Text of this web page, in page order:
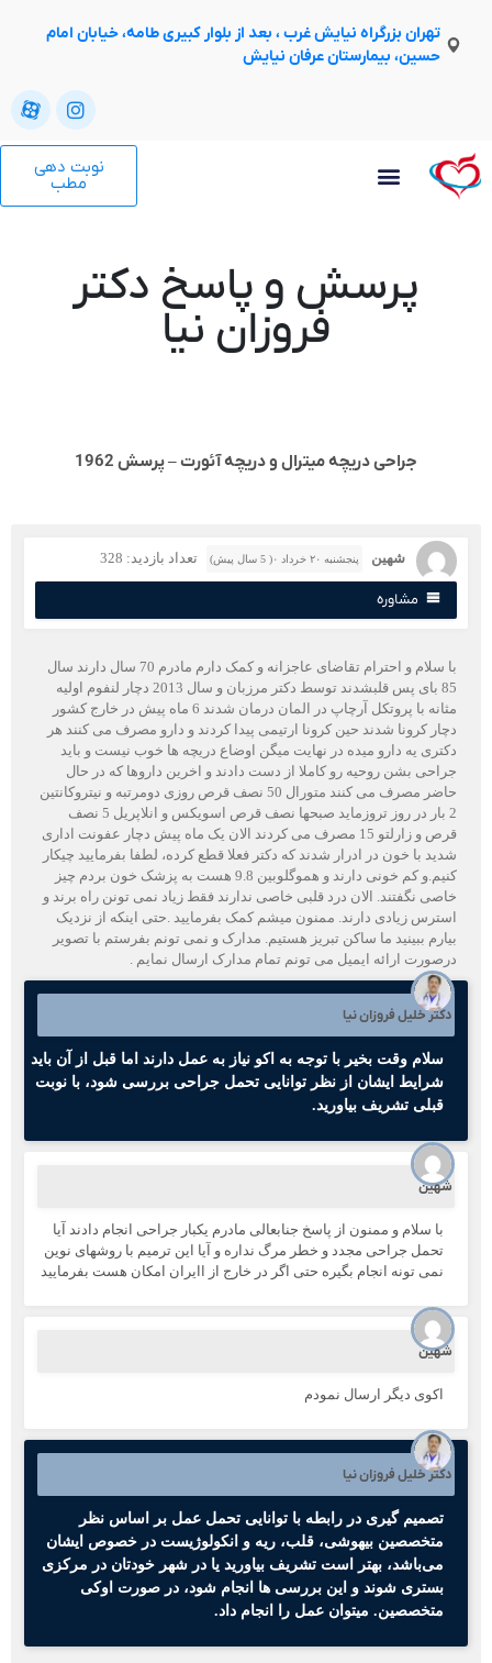
تهران بزرگراه نیایش غرب ، بعد از بلوار کبیری طامه، خیابان امام
حسین، بیمارستان عرفان نیایش
نوبت دهی
پرسش و پاسخ دکتر
فروزان نیا
جراحی دریچه میترال و دریچه آئورت – پرسش 1962
شهین پنجشنبه ۲۰ خرداد ۰( 5 سال پیش) تعداد بازدید: 328
مشاوره
با سلام و احترام تقاضای عاجزانه و کمک دارم مادرم 70 سال دارند سال
85 بای پس قلبشدند توسط دکتر مرزبان و سال 2013 دچار لنفوم اولیه
مثانه با پروتکل آرچاپ در المان درمان شدند 6 ماه پیش در خارج کشور
کرونا شدند حین کرونا ارتیمی پیدا کردند و دارو مصرف می کنند هر
یه دارو میده در نهایت میگن اوضاع دریچه ها خوب نیست و باید
بشن روحیه رو کاملا از دست دادند و اخرین داروها که در حال
حاضر مصرف می کنند متورال 50 نصف قرص روزی دومرتبه و نیتروکانتین
2 بار در روز تروزماید صبحها نصف قرص اسویکس و انلاپریل 5 نصف
قرص و زارلتو 15 مصرف می کردند الان یک ماه پیش دچار عفونت اداری
با خون در ادرار شدند که دکتر فعلا قطع کرده، لطفا بفرمایید چیکار
کنیم.و کم خونی دارند و هموگلوبین 9.8 هست به پزشک خون بردم چیز
نگفتند. الان درد قلبی خاصی ندارند فقط زیاد نمی تونن راه برند و
زیادی دارند. ممنون میشم کمک بفرمایید .حتی اینکه از نزدیک
ببینید ما ساکن تبریز هستیم. مدارک و نمی تونم بفرستم با تصویر
ارائه ایمیل می تونم تمام مدارک ارسال نمایم .
دکتر خلیل فروزان نیا
سلام وقت بخیر با توجه به اکو نیاز به عمل دارند اما قبل از آن باید
شرایط ایشان از نظر توانایی تحمل جراحی بررسی شود، با نوبت
قبلی تشریف بیاورید.
با سلام و ممنون از پاسخ جنابعالی مادرم یکبار جراحی انجام دادند آیا
تحمل جراحی مجدد و خطر مرگ نداره و آیا این ترمیم با روشهای نوین
نمی تونه انجام بگیره حتی اگر در خارج از اایران امکان هست بفرمایید
اکوی دیگر ارسال نمودم
دکتر خلیل فروزان نیا
تصمیم گیری در رابطه با توانایی تحمل عمل بر اساس نظر
متخصصین بیهوشی، قلب، ریه و انکولوژیست در خصوص ایشان
می‌باشد، بهتر است تشریف بیاورید یا در شهر خودتان در مرکزی
بستری شوند و این بررسی ها انجام شود، در صورت اوکی
متخصصین. میتوان عمل را انجام داد.